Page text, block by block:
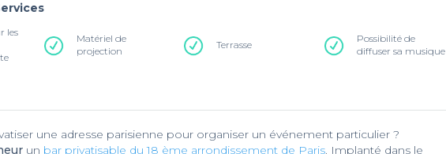
les
Matériel de
projection
Terrasse
Possibilité de
diffuser sa musique
une adresse parisienne pour organiser un événement particulier ?
un bar privatisable du 18 ème arrondissement de Paris. Implanté dans le